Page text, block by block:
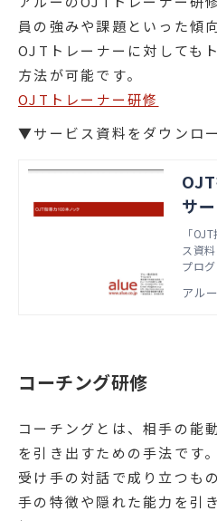
員の強みや課題といった傾
OJTトレーナーに対しても
方法が可能です。
OJTトレーナー研修
▼サービス資料をダウンロ
サ
ド
「
ス資
プロ
アル
コーチング研修
コーチングとは、相手の能
を引き出すための手法です
受け手の対話で成り立つも
手の特徴や隠れた能力を引